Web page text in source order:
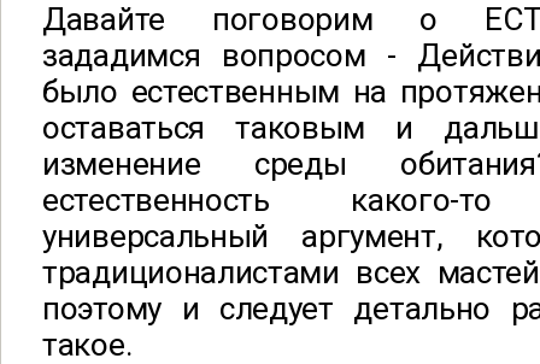
Давайте поговорим о
зададимся вопросом -
было естественным на
оставаться таковым и
изменение среды
естественность какого-
универсальный аргумент,
традиционалистами всех
поэтому и следует детально
такое.